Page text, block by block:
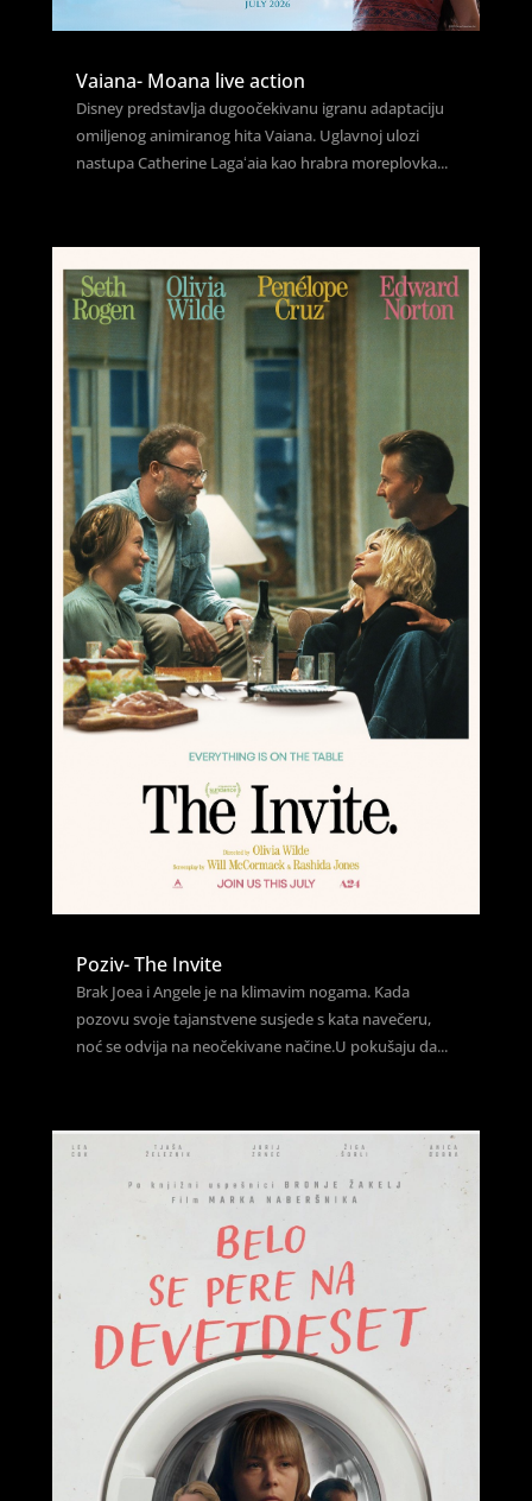
Vaiana- Moana live action
Disney predstavlja dugoočekivanu igranu adaptaciju
omiljenog animiranog hita Vaiana. Uglavnoj ulozi
nastupa Catherine Lagaʻaia kao hrabra moreplovka...
Poziv- The Invite
Brak Joea i Angele je na klimavim nogama. Kada
pozovu svoje tajanstvene susjede s kata navečeru,
noć se odvija na neočekivane načine.U pokušaju da...